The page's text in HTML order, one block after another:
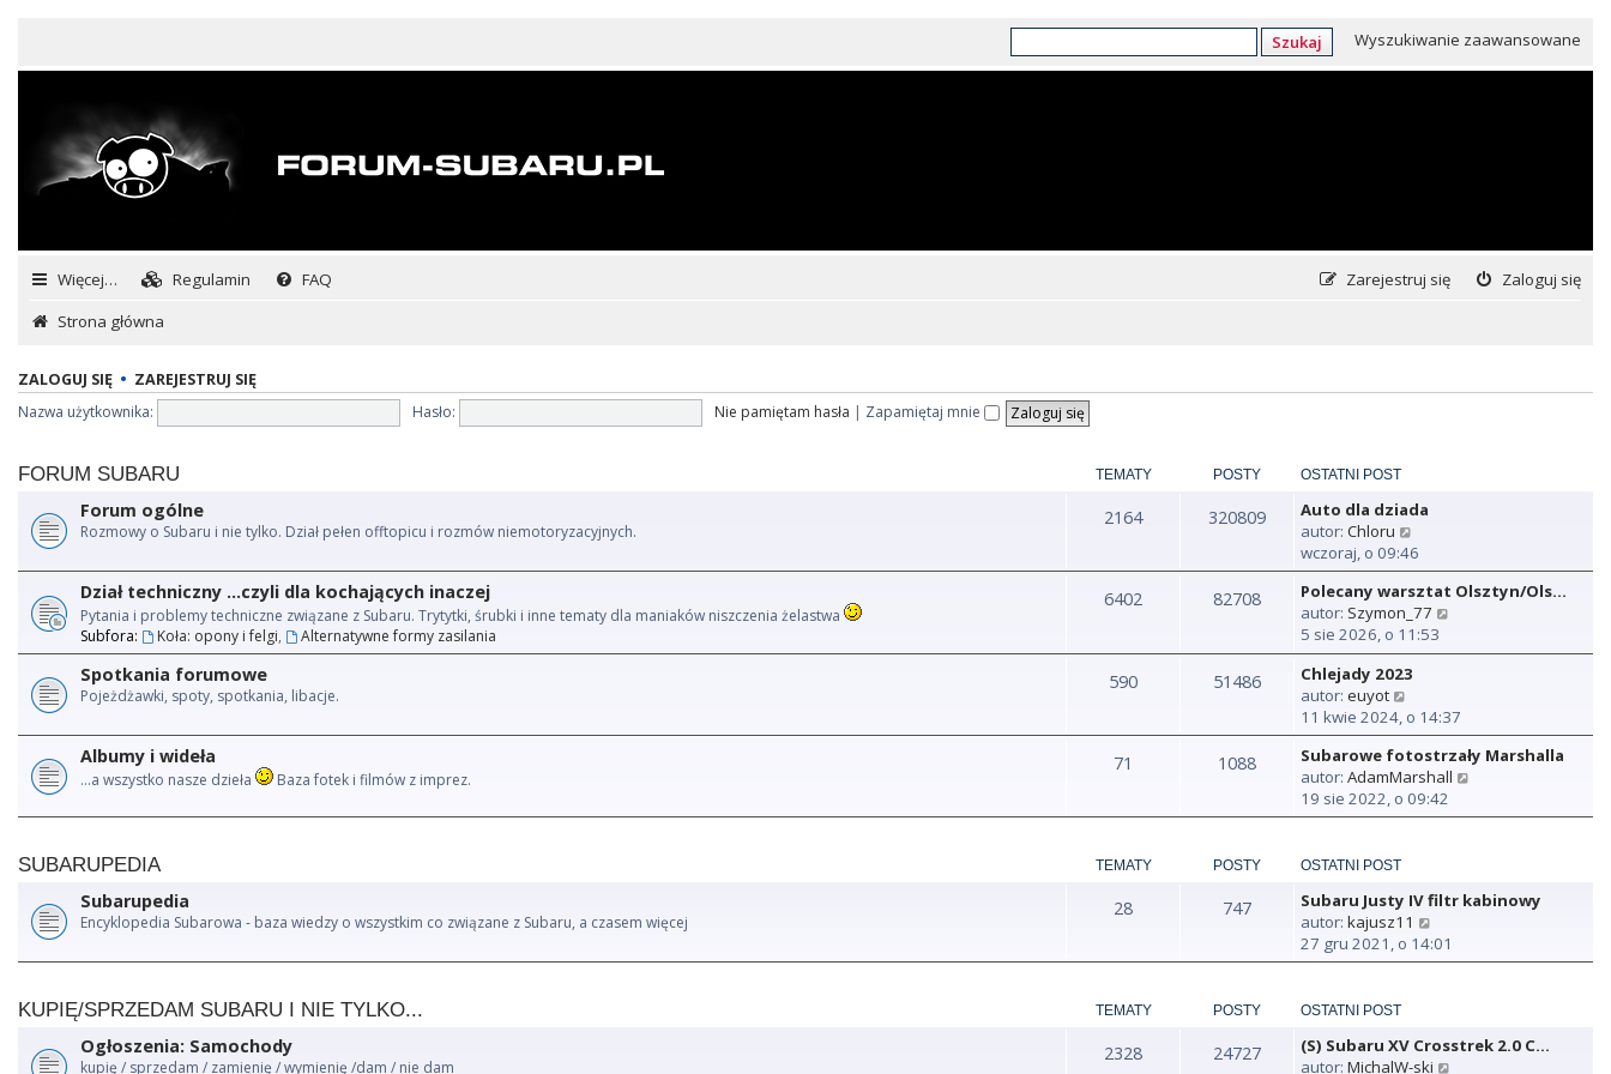
Szukaj Wyszukiwanie zaawansowane
Więcej… Regulamin FAQ Zaloguj się
Zarejestruj się
Strona główna
ZALOGUJ SIĘ • ZAREJESTRUJ SIĘ
Nazwa użytkownika:
Hasło: Nie pamiętam hasła | Zapamiętaj mnie
FORUM SUBARU TEMATY POSTY OSTATNI POST
Forum ogólne
Rozmowy o Subaru i nie tylko. Dział pełen offtopicu i rozmów niemotoryzacyjnych.
2164 320809
Auto dla dziada
autor: Chloru
y
ś
w
i
e
t
a
n
o
w
p
o
s
t
wczoraj, o 09:46
Dział techniczny ...czyli dla kochających inaczej
Pytania i problemy techniczne związane z Subaru. Trytytki, śrubki i inne tematy dla maniaków niszczenia żelastwa
Subfora:
Koła: opony i felgi, Alternatywne formy zasilania
6402 82708
Polecany warsztat Olsztyn/Ols…
autor: Szymon_77
ś
e
t
l
n
s
y
t
5 sie 2026, o 11:53
Spotkania forumowe
Pojeżdżawki, spoty, spotkania, libacje.
590 51486
Chlejady 2023
autor: euyot
y
ś
w
i
e
t
j
n
o
y
p
11 kwie 2024, o 14:37
Albumy i wideła
...a wszystko nasze dzieła Baza fotek i filmów z imprez.
71 1088
Subarowe fotostrzały Marshalla
autor: AdamMarshall
ś
t
a
w
19 sie 2022, o 09:42
SUBARUPEDIA TEMATY POSTY OSTATNI POST
Subarupedia
Encyklopedia Subarowa - baza wiedzy o wszystkim co związane z Subaru, a czasem więcej
28 747
Subaru Justy IV filtr kabinowy
autor: kajusz11
y
ś
t
27 gru 2021, o 14:01
KUPIĘ/SPRZEDAM SUBARU I NIE TYLKO... TEMATY POSTY OSTATNI POST
Ogłoszenia: Samochody
kupię / sprzedam / zamienię / wymienię /dam / nie dam
2328 24727
(S) Subaru XV Crosstrek 2.0 C…
autor: MichalW-ski